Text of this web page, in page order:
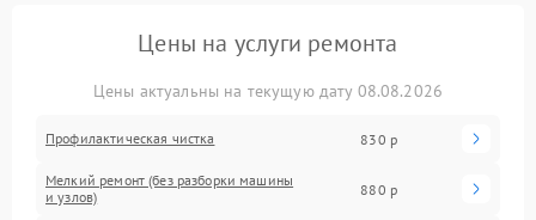
Цены на услуги ремонта
Цены актуальны на текущую дату 08.08.2026
Профилактическая чистка 830 р
Мелкий ремонт (без разборки машины
и узлов)
880 р